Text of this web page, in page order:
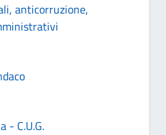
anticorruzione,
- C.U.G.